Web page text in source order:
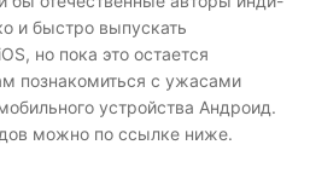
и быстро выпускать
но пока это остается
познакомиться с ужасами
устройства Андроид.
можно по ссылке ниже.